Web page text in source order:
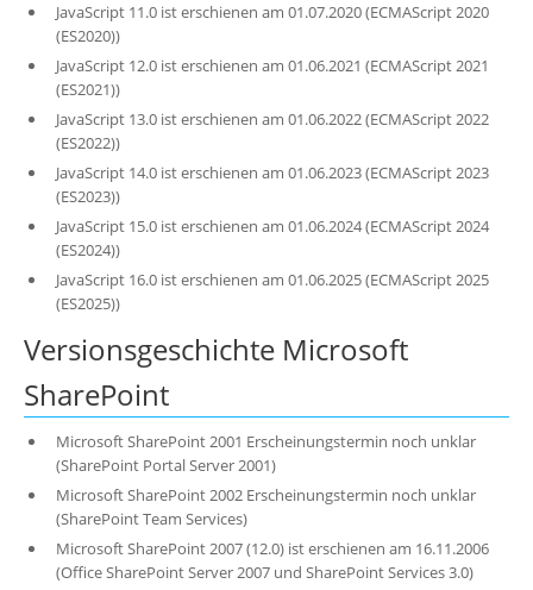
JavaScript 11.0 ist erschienen am 01.07.2020 (ECMAScript 2020
(ES2020))
JavaScript 12.0 ist erschienen am 01.06.2021 (ECMAScript 2021
(ES2021))
JavaScript 13.0 ist erschienen am 01.06.2022 (ECMAScript 2022
(ES2022))
JavaScript 14.0 ist erschienen am 01.06.2023 (ECMAScript 2023
(ES2023))
JavaScript 15.0 ist erschienen am 01.06.2024 (ECMAScript 2024
(ES2024))
JavaScript 16.0 ist erschienen am 01.06.2025 (ECMAScript 2025
(ES2025))
Versionsgeschichte Microsoft
SharePoint
Microsoft SharePoint 2001 Erscheinungstermin noch unklar
(SharePoint Portal Server 2001)
Microsoft SharePoint 2002 Erscheinungstermin noch unklar
(SharePoint Team Services)
Microsoft SharePoint 2007 (12.0) ist erschienen am 16.11.2006
(Office SharePoint Server 2007 und SharePoint Services 3.0)